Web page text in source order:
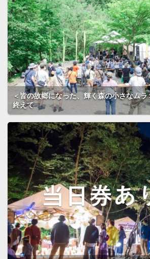
＜皆の故郷になった、輝く森の小さなム
終えて